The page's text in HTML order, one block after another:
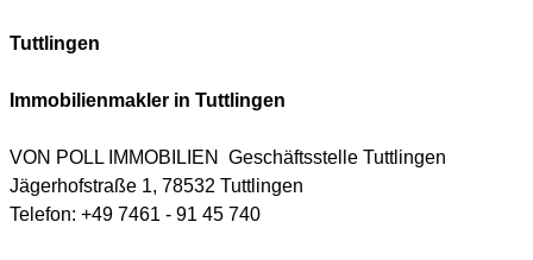
Tuttlingen
Immobilienmakler in Tuttlingen
VON POLL IMMOBILIEN Geschäftsstelle Tuttlingen
Jägerhofstraße 1, 78532 Tuttlingen
Telefon: +49 7461 - 91 45 740